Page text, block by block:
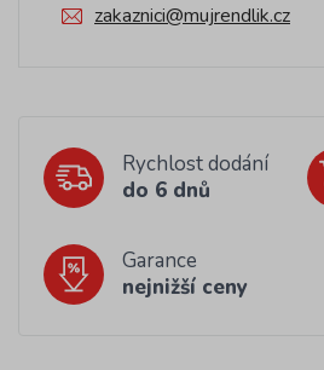
zakaznici@mujrendlik.cz
Rychlost dodání
do 6 dnů
Garance
nejnižší ceny